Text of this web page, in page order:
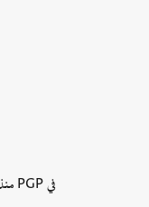
في PGP منذ